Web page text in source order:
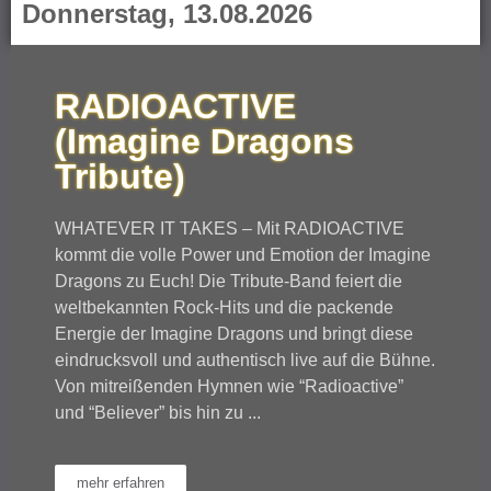
Donnerstag, 13.08.2026
RADIOACTIVE
(Imagine Dragons
Tribute)
WHATEVER IT TAKES – Mit RADIOACTIVE
kommt die volle Power und Emotion der Imagine
Dragons zu Euch! Die Tribute-Band feiert die
weltbekannten Rock-Hits und die packende
Energie der Imagine Dragons und bringt diese
eindrucksvoll und authentisch live auf die Bühne.
Von mitreißenden Hymnen wie “Radioactive”
und “Believer” bis hin zu ...
mehr erfahren